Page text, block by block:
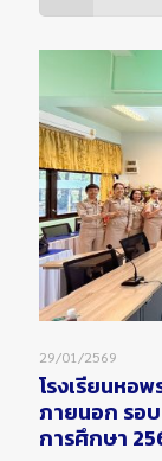
29/01/2569
โรงเรียนหอ
ภายนอก รอ
การศึกษา